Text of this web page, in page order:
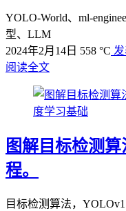
YOLO-World、ml-
型、LLM
2024年2月14日 558 °C
阅读全文
度学习基础
图解目标检测
程。
目标检测算法，